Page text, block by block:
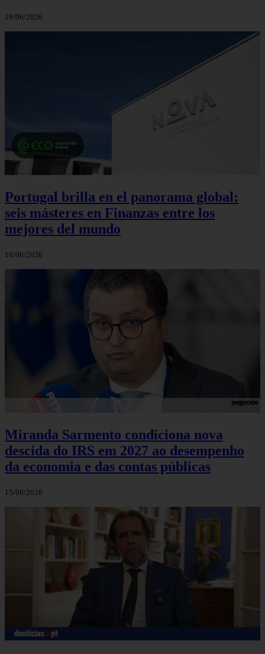
19/06/2026
Portugal brilla en el panorama global:
seis másteres en Finanzas entre los
mejores del mundo
16/06/2026
Miranda Sarmento condiciona nova
descida do IRS em 2027 ao desempenho
da economia e das contas públicas
15/06/2026